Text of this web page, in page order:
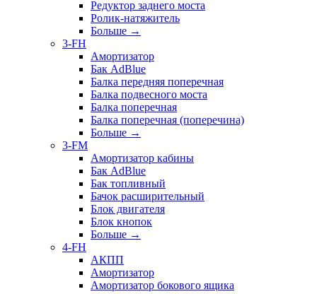
Редуктор заднего моста
Ролик-натяжитель
Больше →
3-FH
Амортизатор
Бак AdBlue
Балка передняя поперечная
Балка подвесного моста
Балка поперечная
Балка поперечная (поперечина)
Больше →
3-FM
Амортизатор кабины
Бак AdBlue
Бак топливный
Бачок расширительный
Блок двигателя
Блок кнопок
Больше →
4-FH
АКПП
Амортизатор
Амортизатор бокового ящика